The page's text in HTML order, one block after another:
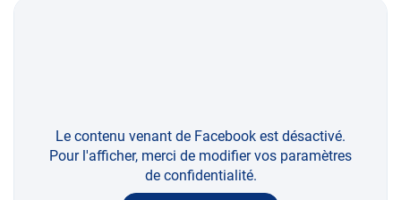
Le contenu venant de Facebook est désactivé.
Pour l'afficher, merci de modifier vos paramètres
de confidentialité.